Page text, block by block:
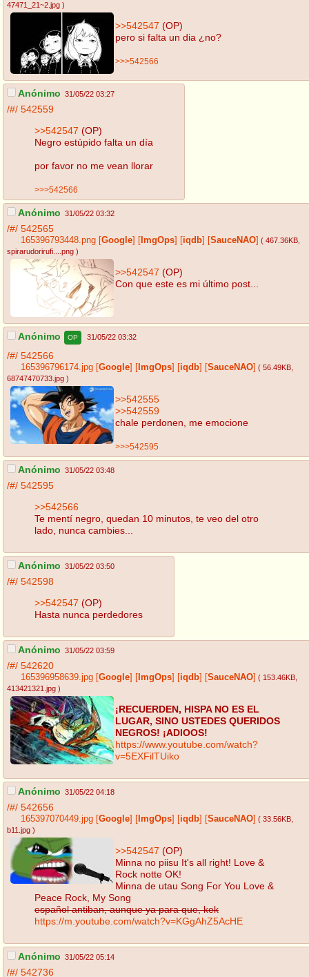
47471_21~2.jpg )
>>542547 (OP)
pero si falta un dia ¿no?
>>>542566
Anónimo 31/05/22 03:27
/#/ 542559
>>542547 (OP)
Negro estúpido falta un día
por favor no me vean llorar
>>>542566
Anónimo 31/05/22 03:32
/#/ 542565
165396793448.png Google ImgOps iqdb SauceNAO ( 467.36KB
spirarudorirufi....png )
>>542547 (OP)
Con que este es mi último post...
Anónimo OP 31/05/22 03:32
/#/ 542566
165396796174.jpg Google ImgOps iqdb SauceNAO ( 56.49KB
68747470733.jpg )
>>542555
>>542559
chale perdonen, me emocione
>>>542595
Anónimo 31/05/22 03:48
/#/ 542595
>>542566
Te mentí negro, quedan 10 minutos, te veo del otro
lado, nunca cambies...
Anónimo 31/05/22 03:50
/#/ 542598
>>542547 (OP)
Hasta nunca perdedores
Anónimo 31/05/22 03:59
/#/ 542620
165396958639.jpg Google ImgOps iqdb SauceNAO ( 153.46KB
413421321.jpg )
¡RECUERDEN, HISPA NO ES EL
LUGAR, SINO USTEDES QUERIDOS
NEGROS! ¡ADIOOS!
https://www.youtube.com/watch?
v=5EXFilTUiko
Anónimo 31/05/22 04:18
/#/ 542656
165397070449.jpg Google ImgOps iqdb SauceNAO ( 33.56KB
b11.jpg )
>>542547 (OP)
Minna no piisu It's all right! Love &
Rock notte OK!
Minna de utau Song For You Love &
Peace Rock, My Song
español antiban, aunque ya para que, kek
https://m.youtube.com/watch?v=KGgAhZ5AcHE
Anónimo 31/05/22 05:14
/#/ 542736